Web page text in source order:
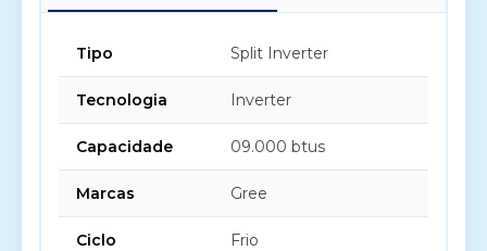
Tipo Split Inverter
Tecnologia Inverter
Capacidade 09.000 btus
Marcas Gree
Ciclo Frio